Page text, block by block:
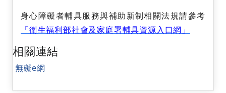
身心障礙者輔具服務與補助新制相關法規請參考
「衛生福利部社會及家庭署輔具資源入口網」
相關連結
無礙e網